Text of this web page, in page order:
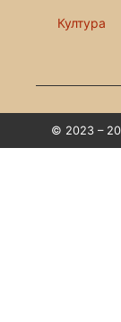
Култура
© 2023 –